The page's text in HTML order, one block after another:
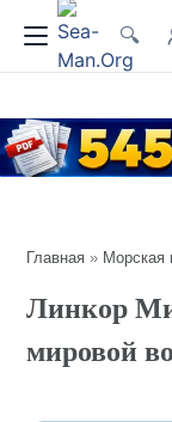
🔍
Главная » Морская
Линкор
мировой